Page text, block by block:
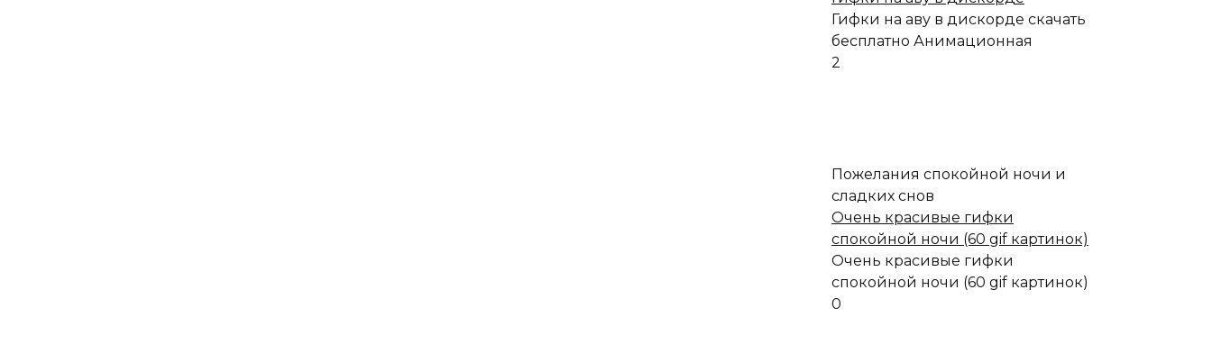
Гифки на аву в дискорде скачать
бесплатно Анимационная
2
Пожелания спокойной ночи и
сладких снов
Очень красивые гифки
спокойной ночи (60 gif картинок)
Очень красивые гифки
спокойной ночи (60 gif картинок)
0